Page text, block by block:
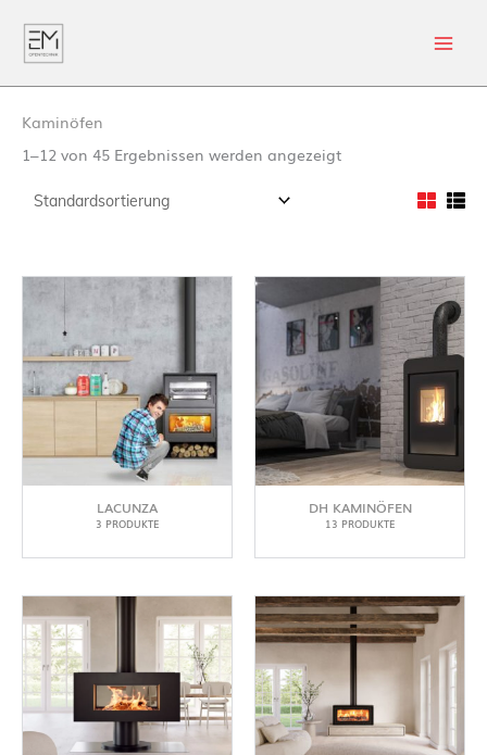
Kaminöfen
1–12 von 45 Ergebnissen werden angezeigt
LACUNZA
3 PRODUKTE
DH KAMINÖFEN
13 PRODUKTE